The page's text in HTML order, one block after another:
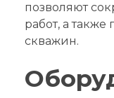
позволяют
работ, а
скважин.